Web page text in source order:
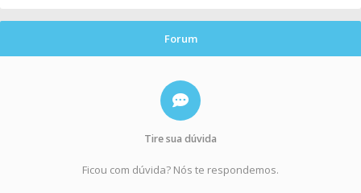
Forum
Tire sua dúvida
Ficou com dúvida? Nós te respondemos.